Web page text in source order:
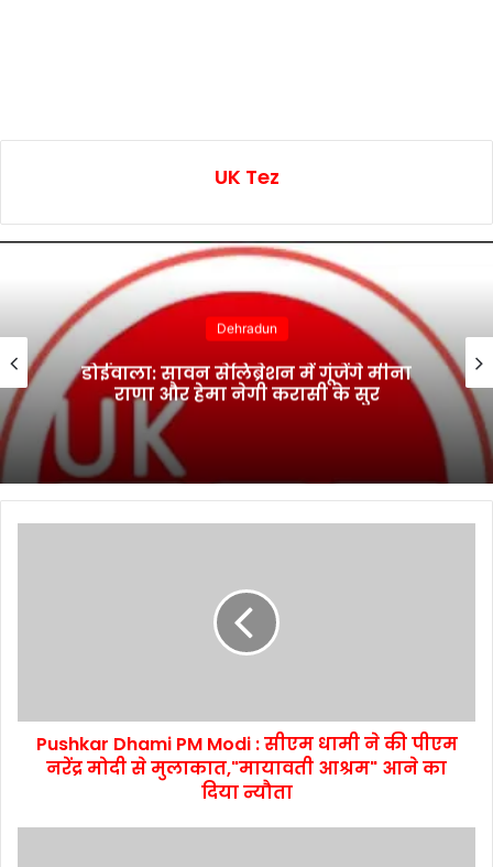
UK Tez
Dehradun
डोईवाला: सावन सेलिब्रेशन में गूंजेंगे मीना
राणा और हेमा नेगी करासी के सुर
Pushkar Dhami PM Modi : सीएम धामी ने की पीएम
नरेंद्र मोदी से मुलाकात,"मायावती आश्रम" आने का
दिया न्यौता